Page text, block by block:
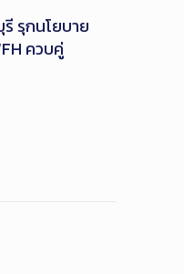
รุกนโยบาย
ควบคู่